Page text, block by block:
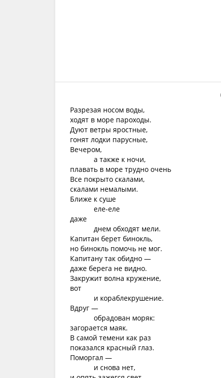
Разрезая носом воды,
ходят в море пароходы.
Дуют ветры яростные,
гонят лодки парусные,
Вечером,
а также к ночи,
плавать в море трудно очень
Все покрыто скалами,
скалами немалыми.
Ближе к суше
еле-еле
даже
днем обходят мели.
Капитан берет бинокль,
но бинокль помочь не мог.
Капитану так обидно —
даже берега не видно.
Закружит волна кружение,
вот
и кораблекрушение.
Вдруг —
обрадован моряк:
загорается маяк.
В самой темени как раз
показался красный глаз.
Поморгал —
и снова нет,